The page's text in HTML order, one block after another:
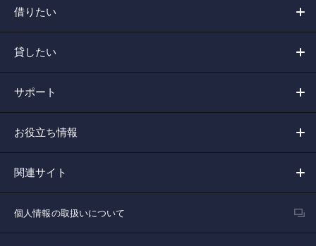
借りたい
貸したい
サポート
お役立ち情報
関連サイト
個人情報の取扱いについて